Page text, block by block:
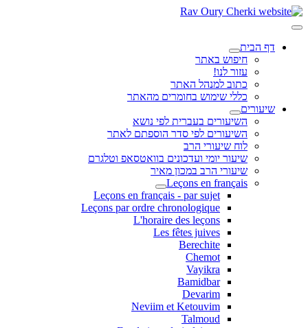
דף הבית
חיפוש באתר
עזור לנו!
כתוב למנהל האתר
כללי שימוש בחומרים מהאתר
שיעורים
השיעורים בעברית לפי נושא
השיעורים לפי סדר הוספתם לאתר
לוח שיעורי הרב
שיעור יומי ועדכונים בוואטסאפ וטלגרם
שיעורי הרב במכון מאיר
Leçons en français
Leçons en français - par sujet
Leçons par ordre chronologique
L'horaire des leçons
Les fêtes juives
Berechite
Chemot
Vayikra
Bamidbar
Devarim
Neviim et Ketouvim
Talmoud